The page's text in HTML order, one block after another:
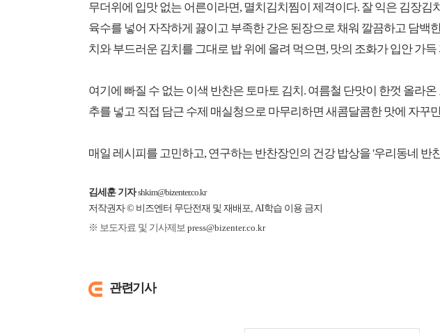
무더위에 입맛 없는 어른이라면, 멸치김치찜이 제격이다. 잘 익은 김장김
육수를 넣어 자작하게 끓이고 부족한 간은 된장으로 채워 깔끔하고 담백
치와 부드러운 김치를 그대로 밥 위에 올려 먹으면, 맛의 조화가 입안 가득
여기에 빠질 수 없는 이색 반찬은 토마토 김치. 여름철 단맛이 한껏 올라
추를 넣고 직접 담근 수제 매실청으로 마무리하면 새콤달콤한 맛에 자꾸
매일 레시피를 고민하고, 연구하는 반찬장인의 건강 밥상을 '우리동네 반
김세훈 기자 shkim@bizenter.co.kr
저작권자 © 비즈엔터 무단전재 및 재배포, AI학습 이용 금지
※ 보도자료 및 기사제보 press@bizenter.co.kr
관련기사